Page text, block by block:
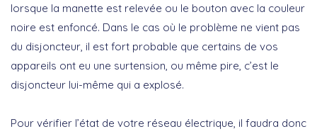
lorsque la manette est relevée ou le bouton avec la couleur
noire est enfoncé. Dans le cas où le problème ne vient pas
du disjoncteur, il est fort probable que certains de vos
appareils ont eu une surtension, ou même pire, c’est le
disjoncteur lui-même qui a explosé.
Pour vérifier l’état de votre réseau électrique, il faudra donc